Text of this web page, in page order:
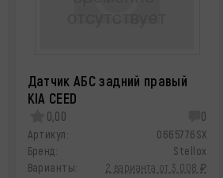
Датчик АБС задний правый
KIA CEED
0,00 0
Артикул:
0665776SX
Бренд:
Stellox
Варианты:
2 варианта от 3 008 ₽